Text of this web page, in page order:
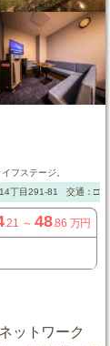
フステージ。
丁目291-81 交通：□
.21 ～48.86 万円
ットワーク